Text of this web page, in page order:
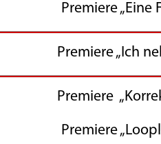
„Eine
„Ich nehme
„Korrekte